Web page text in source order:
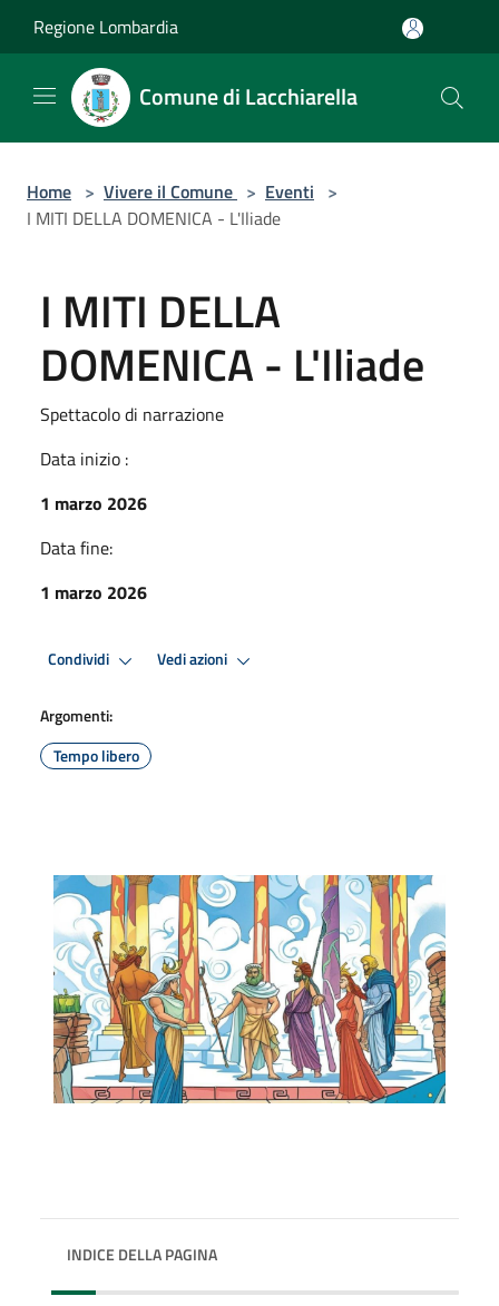
Regione Lombardia
Comune di Lacchiarella
Home > Vivere il Comune > Eventi >
I MITI DELLA DOMENICA - L'Iliade
I MITI DELLA
DOMENICA - L'Iliade
Spettacolo di narrazione
Data inizio :
1 marzo 2026
Data fine:
1 marzo 2026
Condividi Vedi azioni
Argomenti:
Tempo libero
INDICE DELLA PAGINA